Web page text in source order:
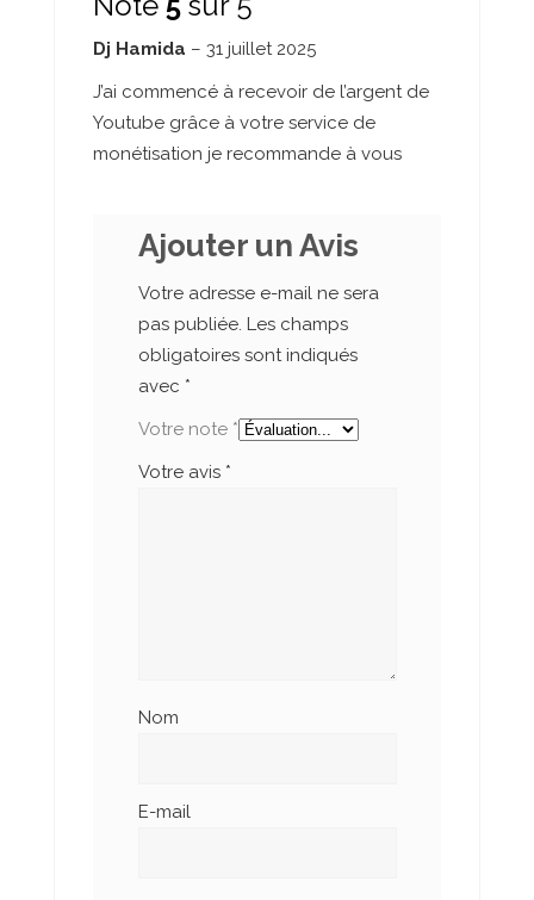
Dj Hamida – 31 juillet 2025
J’ai commencé à recevoir de l’argent de
Youtube grâce à votre service de
monétisation je recommande à vous
Ajouter un Avis
Votre adresse e-mail ne sera
pas publiée. Les champs
obligatoires sont indiqués
avec *
Votre note *
Votre avis *
Nom
E-mail